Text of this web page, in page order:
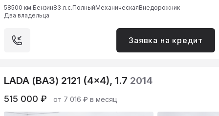
58500 км.Бензин83 л.с.ПолныйМеханическаяВнедорожник
Два владельца
Заявка на кредит
LADA (ВАЗ) 2121 (4x4), 1.7 2014
515 000 ₽ от 7 016 ₽ в месяц